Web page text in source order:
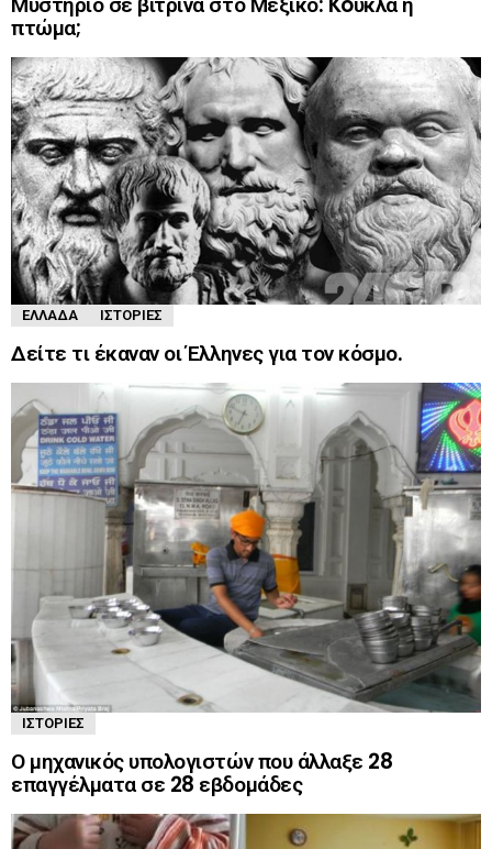
πτώμα;
ΕΛΛΆΔΑ ΙΣΤΟΡΊΕΣ
Δείτε τι έκαναν οι Έλληνες για τον κόσμο.
ΙΣΤΟΡΊΕΣ
Ο μηχανικός υπολογιστών που άλλαξε 28
επαγγέλματα σε 28 εβδομάδες